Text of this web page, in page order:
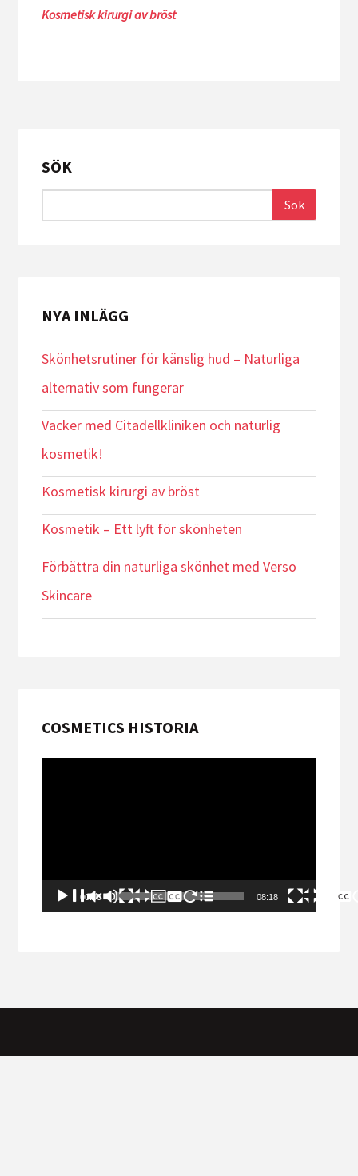
Kosmetisk kirurgi av bröst
SÖK
NYA INLÄGG
Skönhetsrutiner för känslig hud – Naturliga
alternativ som fungerar
Vacker med Citadellkliniken och naturlig
kosmetik!
Kosmetisk kirurgi av bröst
Kosmetik – Ett lyft för skönheten
Förbättra din naturliga skönhet med Verso
Skincare
COSMETICS HISTORIA
00:00 08:18